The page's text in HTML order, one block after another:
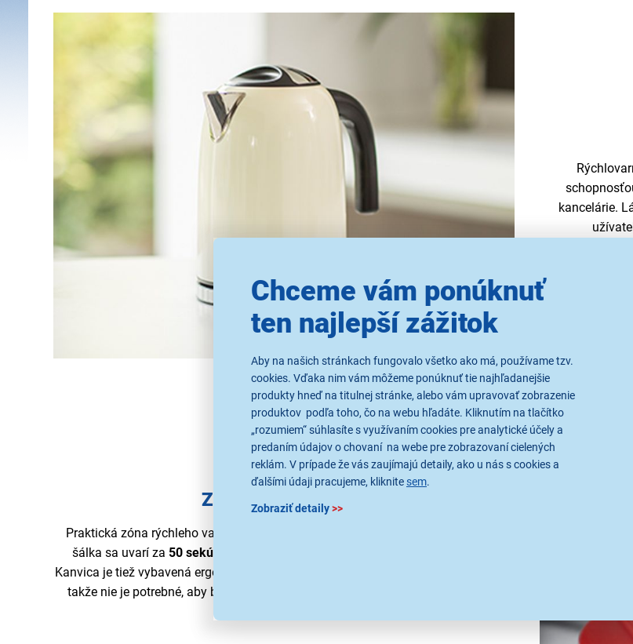
Chceme vám ponúknuť
ten najlepší zážitok
Aby na našich stránkach fungovalo všetko ako má, používame tzv.
cookies. Vďaka nim vám môžeme ponúknuť tie najhľadanejšie
produkty hneď na titulnej stránke, alebo vám upravovať zobrazenie
produktov podľa toho, čo na webu hľadáte. Kliknutím na tlačítko
„rozumiem“ súhlasíte s využívaním cookies pre analytické účely a
predaním údajov o chovaní na webe pre zobrazovaní cielených
reklám. V prípade že vás zaujímajú detaily, ako u nás s cookies a
ďalšími údaji pracujeme, kliknite sem.
Zobraziť detaily>>
kancelárie.
Zóna rýchleho varu
Praktická zóna rýchleho varu označuje množstvo vody na
šálka sa uvarí za 50 sekúnd
Kanvica je tiež vybavená ergonomickým, výklopným vekom, ktoré sa otvára ťahom,
takže nie je potrebné, aby bola pri nalievaní otvorená celá vrchná časť kanvice.